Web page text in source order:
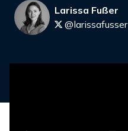
Larissa Fußer
@larissafusser